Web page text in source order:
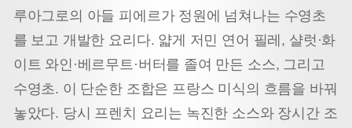
루아그로의 아들 피에르가 정원에 넘쳐나는 수영초
를 보고 개발한 요리다. 얇게 저민 연어 필레, 샬럿·화
이트 와인·베르무트·버터를 졸여 만든 소스, 그리고
수영초. 이 단순한 조합은 프랑스 미식의 흐름을 바꿔
놓았다. 당시 프렌치 요리는 녹진한 소스와 장시간 조